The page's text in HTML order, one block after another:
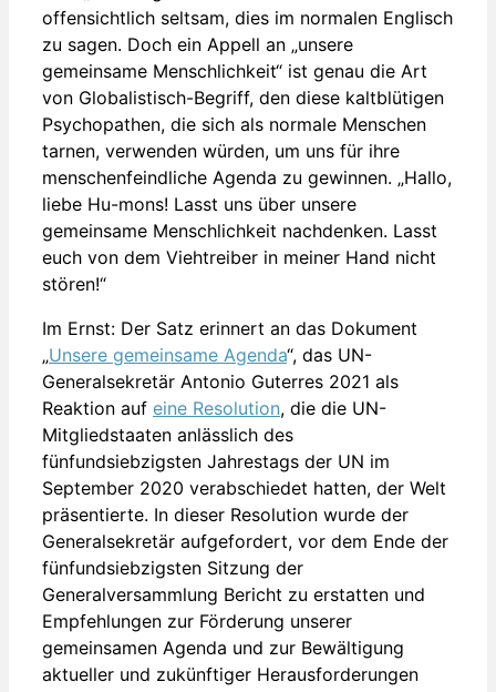
offensichtlich seltsam, dies im normalen Englisch
zu sagen. Doch ein Appell an „unsere
gemeinsame Menschlichkeit“ ist genau die Art
von Globalistisch-Begriff, den diese kaltblütigen
Psychopathen, die sich als normale Menschen
tarnen, verwenden würden, um uns für ihre
menschenfeindliche Agenda zu gewinnen. „Hallo,
liebe Hu-mons! Lasst uns über unsere
gemeinsame Menschlichkeit nachdenken. Lasst
euch von dem Viehtreiber in meiner Hand nicht
stören!“
Im Ernst: Der Satz erinnert an das Dokument
„Unsere gemeinsame Agenda“, das UN-
Generalsekretär Antonio Guterres 2021 als
Reaktion auf eine Resolution, die die UN-
Mitgliedstaaten anlässlich des
fünfundsiebzigsten Jahrestags der UN im
September 2020 verabschiedet hatten, der Welt
präsentierte. In dieser Resolution wurde der
Generalsekretär aufgefordert, vor dem Ende der
fünfundsiebzigsten Sitzung der
Generalversammlung Bericht zu erstatten und
Empfehlungen zur Förderung unserer
gemeinsamen Agenda und zur Bewältigung
aktueller und zukünftiger Herausforderungen